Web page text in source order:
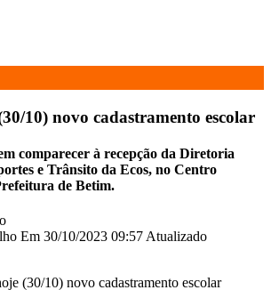
10) novo cadastramento escolar
comparecer à recepção da Diretoria
e Trânsito da Ecos, no Centro
de Betim.
Em 30/10/2023 09:57 Atualizado